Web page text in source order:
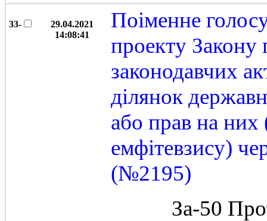
33-
29.04.2021
14:08:41
Поіменне
проекту Закону
законодавчих
ділянок
або прав на
емфітевзису)
(№2195)
За-50